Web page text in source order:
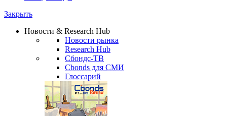
Watchlist
Сбондс Люди
Новости & Research Hub
Новости рынка
Research Hub
Сбондс-ТВ
Cbonds для СМИ
Глоссарий